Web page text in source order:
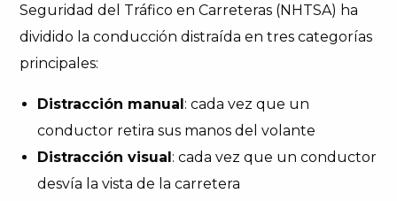
Seguridad del Tráfico en Carreteras (NHTSA) ha
dividido la conducción distraída en tres categorías
principales:
Distracción manual: cada vez que un
conductor retira sus manos del volante
Distracción visual: cada vez que un conductor
desvía la vista de la carretera